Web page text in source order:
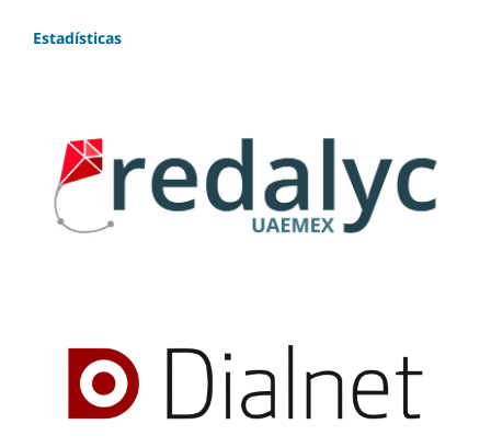
Estadísticas